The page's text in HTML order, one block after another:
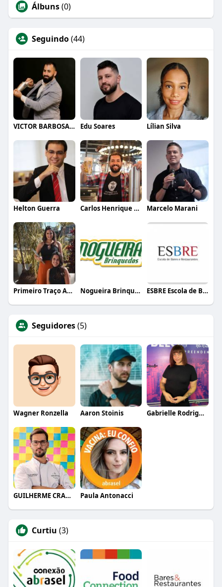
Álbuns(0)
Seguindo(44)
VICTOR BARBOSA QUARANTA Edu Soares Lílian Silva
Helton Guerra Carlos Henrique de Faria Vasconcelos Marcelo Marani
Primeiro Traço Arquitetura Nogueira Brinquedos ESBRE Escola de Bares e Restaurantes
Seguidores(5)
Wagner Ronzella Aaron Stoinis Gabrielle Rodrigues
GUILHERME CRAMER BALLE Paula Antonacci
Curtiu (3)